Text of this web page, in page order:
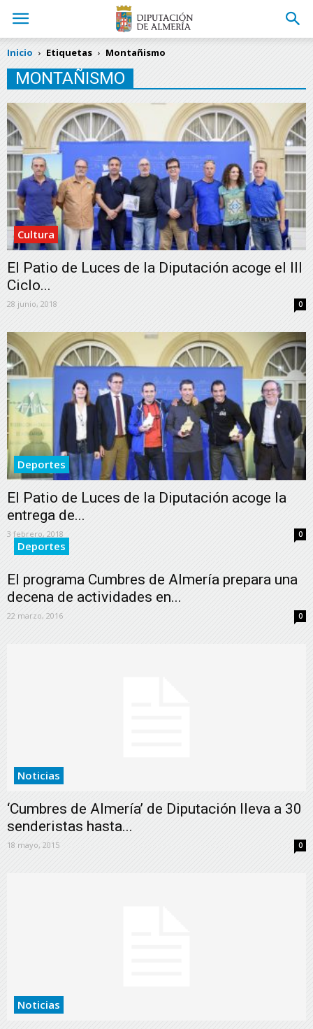
Inicio Etiquetas Montañismo
MONTAÑISMO
Cultura
El Patio de Luces de la Diputación acoge el III
Ciclo...
28 junio, 2018 0
Deportes
El Patio de Luces de la Diputación acoge la
entrega de...
3 febrero, 2018 0
Deportes
El programa Cumbres de Almería prepara una
decena de actividades en...
22 marzo, 2016 0
Noticias
‘Cumbres de Almería’ de Diputación lleva a 30
senderistas hasta...
18 mayo, 2015 0
Noticias